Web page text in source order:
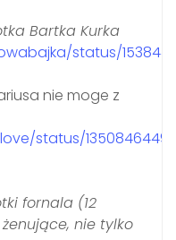
Bartka Kurka
status/
nie moge z
status/
fornala (12
nie tylko